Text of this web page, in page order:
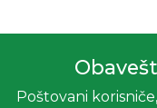
Poštovani